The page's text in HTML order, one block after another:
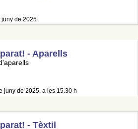
juny de 2025
- Aparells
juny de 2025, a les 15.30 h
- Tèxtil